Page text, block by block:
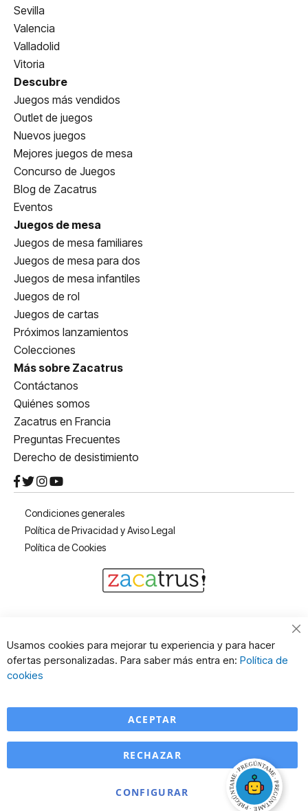
Sevilla
Valencia
Valladolid
Vitoria
Descubre
Juegos más vendidos
Outlet de juegos
Nuevos juegos
Mejores juegos de mesa
Concurso de Juegos
Blog de Zacatrus
Eventos
Juegos de mesa
Juegos de mesa familiares
Juegos de mesa para dos
Juegos de mesa infantiles
Juegos de rol
Juegos de cartas
Próximos lanzamientos
Colecciones
Más sobre Zacatrus
Contáctanos
Quiénes somos
Zacatrus en Francia
Preguntas Frecuentes
Derecho de desistimiento
Condiciones generales
Política de Privacidad y Aviso Legal
Política de Cookies
Usamos cookies para mejorar tu experiencia y para hacer
ofertas personalizadas. Para saber más entra en: Política de
cookies
ACEPTAR
CONFIGURAR
RECHAZAR